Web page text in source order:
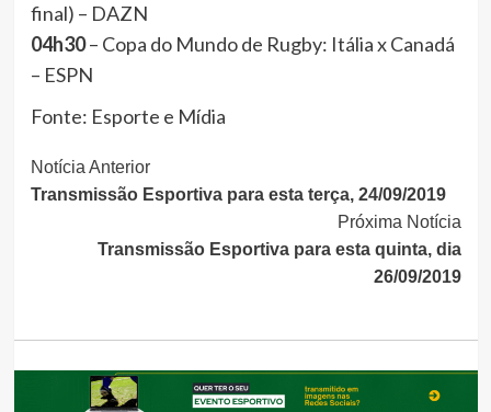
final) – DAZN
04h30– Copa do Mundo de Rugby: Itália x Canadá
– ESPN
Fonte: Esporte e Mídia
Continue
Lendo
Notícia Anterior
Transmissão Esportiva para esta terça, 24/09/2019
Próxima Notícia
Transmissão Esportiva para esta quinta, dia
26/09/2019